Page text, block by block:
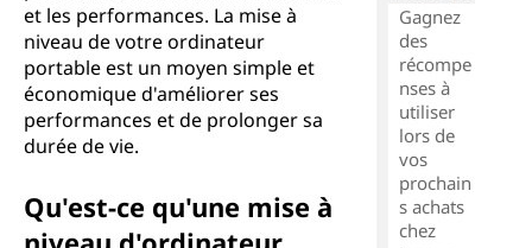
et les performances. La mise à
niveau de votre ordinateur
portable est un moyen simple et
économique d'améliorer ses
performances et de prolonger sa
durée de vie.
Qu'est-ce qu'une mise à
Gagnez
des
récompe
nses à
utiliser
lors de
vos
prochain
s achats
chez